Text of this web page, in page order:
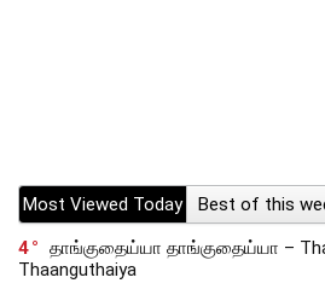
Most Viewed Today Best of this
4
தாங்குதைய்யா தாங்குதைய்யா –
Thaanguthaiya